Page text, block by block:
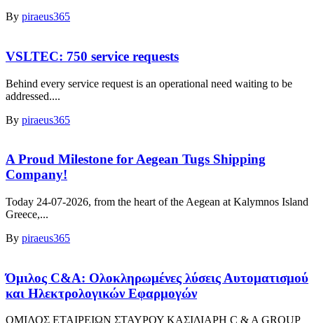
By piraeus365
VSLTEC: 750 service requests
Behind every service request is an operational need waiting to be
addressed....
By piraeus365
A Proud Milestone for Aegean Tugs Shipping
Company!
Today 24-07-2026, from the heart of the Aegean at Kalymnos Island
Greece,...
By piraeus365
Όμιλος C&A: Ολοκληρωμένες λύσεις Αυτοματισμού
και Ηλεκτρολογικών Εφαρμογών
ΟΜΙΛΟΣ ΕΤΑΙΡΕΙΩΝ ΣΤΑΥΡΟΥ ΚΑΣΙΔΙΑΡΗ C & A GROUP